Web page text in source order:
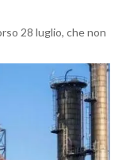
28 luglio, che non